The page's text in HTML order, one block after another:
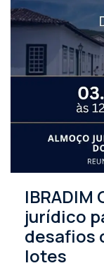
jurídico
desafios
lotes